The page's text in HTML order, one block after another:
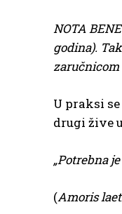
NOTA
godina).
zaručnicom
U praksi
drugi žive
„Potrebna
(Amoris